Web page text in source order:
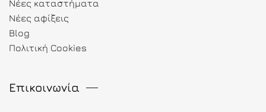
Νέες καταστήματα
Νέες αφίξεις
Blog
Πολιτική Cookies
Επικοινωνία